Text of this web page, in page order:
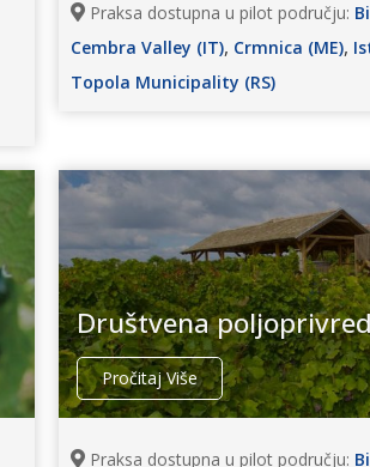
Praksa dostupna u pilot području:
Cembra Valley (IT), Crmnica (ME),
Topola Municipality (RS)
Društvena
Pročitaj Više
Praksa dostupna u pilot području: